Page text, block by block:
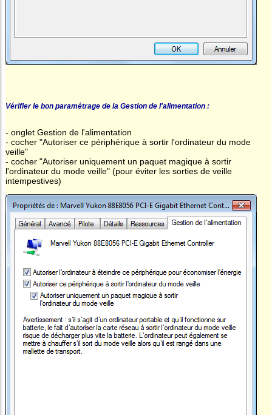
Vérifier le bon paramétrage de la Gestion de l'alimentation :
- onglet Gestion de l'alimentation
- cocher "Autoriser ce périphérique à sortir l'ordinateur du mode
veille"
- cocher "Autoriser uniquement un paquet magique à sortir
l'ordinateur du mode veille" (pour éviter les sorties de veille
intempestives)